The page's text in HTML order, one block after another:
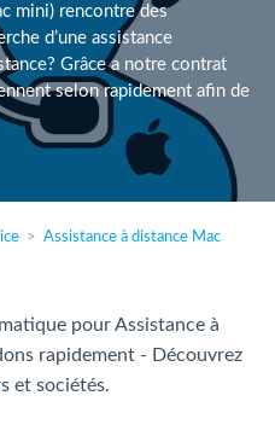
Mac
mini) rencontre des
d’une assistance
Grâce a notre contrat
selon rapidement afin de
Assistance à distance Mac
pour Assistance à
rapidement - Découvrez
et sociétés.